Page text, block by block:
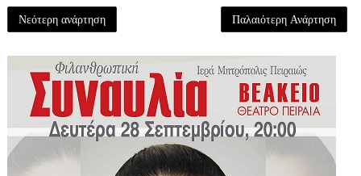
Νεότερη ανάρτηση Παλαιότερη Ανάρτηση